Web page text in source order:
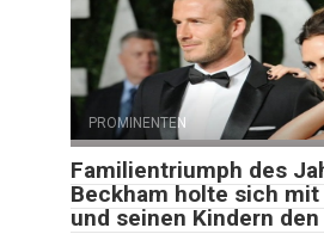
PROMINENTEN
Familientriumph des
Beckham holte sich mit
und seinen Kindern den